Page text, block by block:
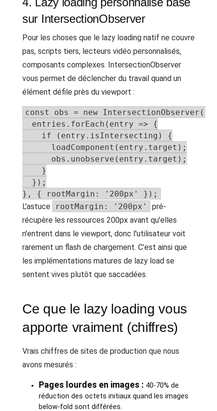
sur IntersectionObserver
Pour les choses que le lazy loading natif ne couvre
pas, scripts tiers, lecteurs vidéo personnalisés,
composants complexes. IntersectionObserver
vous permet de déclencher du travail quand un
élément défile près du viewport :
const obs = new
  entries.forEach(entry => {
    if (entry.isIntersecting) {
      loadComponent(entry.target);
      obs.unobserve(entry.target);
    }
  });
}, { rootMargin: '200px' });
L'astuce
rootMargin: '200px'
pré-
récupère les ressources 200px avant qu'elles
n'entrent dans le viewport, donc l'utilisateur voit
rarement un flash de chargement. C'est ainsi que
les implémentations matures de lazy load se
sentent vives plutôt que saccadées.
Ce que le lazy loading vous
apporte vraiment (chiffres)
Vrais chiffres de sites de production que nous
avons mesurés :
Pages lourdes en images : 40-70% de
réduction des octets initiaux quand les images
below-fold sont différées.